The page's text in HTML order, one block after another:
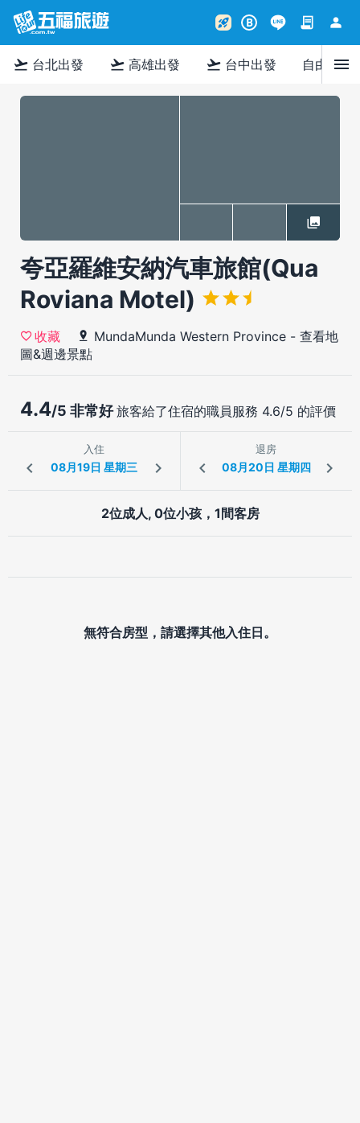
rocket_launch B contract person
flight_takeoff 台北出發 flight_takeoff 高雄出發 flight_takeoff 台中出發 自由行menu
夸亞羅維安納汽車旅館(Qua
Roviana Motel)
收藏 MundaMunda Western Province - 查看地
圖&週邊景點
4.4/5 非常好旅客給了住宿的職員服務 4.6/5 的評價
入住 退房
2位成人, 0位小孩，1間客房
無符合房型，請選擇其他入住日。